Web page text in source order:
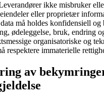
ikke misbruker
eller proprietær
må holdes konfidensiell og
ødeleggelse, bruk, endring
organisatoriske og
respektere immaterielle
av